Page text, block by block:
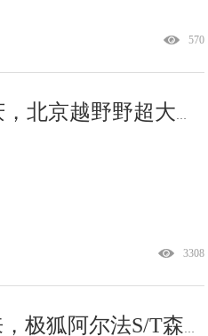
570
3308
“森系”清新扑面而来，极狐阿尔法S/T森林版上海车展亮相